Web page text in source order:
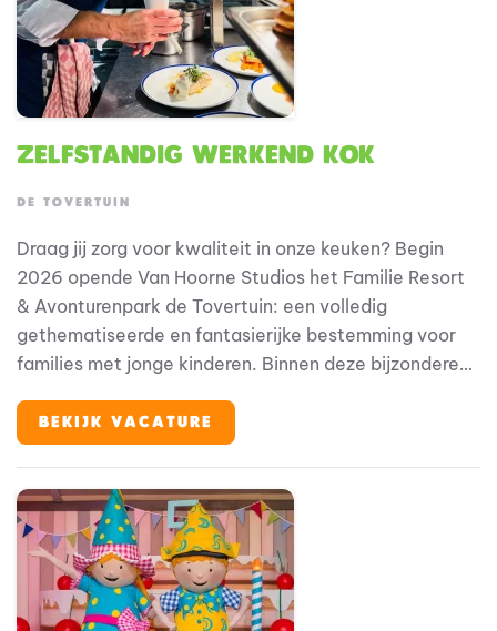
Zelfstandig Werkend Kok
DE TOVERTUIN
Draag jij zorg voor kwaliteit in onze keuken? Begin
2026 opende Van Hoorne Studios het Familie Resort
& Avonturenpark de Tovertuin: een volledig
gethematiseerde en fantasierijke bestemming voor
families met jonge kinderen. Binnen deze bijzondere
totale gastbeleving. Als zelfstandig werkend kok ben
jij medeverantwoordelijk voor het waarborgen van
Je werkt nauw samen met de anderen in het keuken
team en draagt actief bij aan een professionele en
efficiënte werkomgeving.
BEKIJK VACATURE